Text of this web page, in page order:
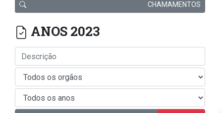
CHAMAMENTOS
ANOS 2023